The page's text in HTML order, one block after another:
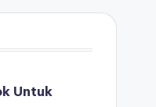
Untuk